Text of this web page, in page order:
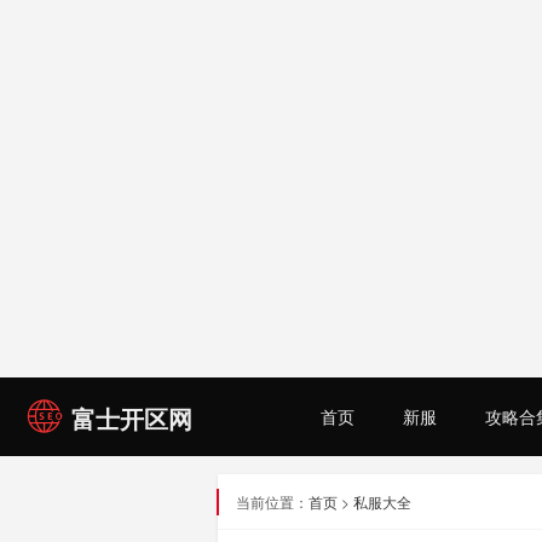
富士开区网 首页 新服 攻略合
当前位置： 首页 > 私服大全